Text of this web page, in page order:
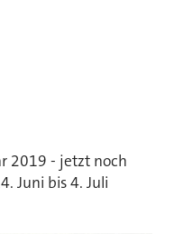
2019 - jetzt noch
Juni bis 4. Juli